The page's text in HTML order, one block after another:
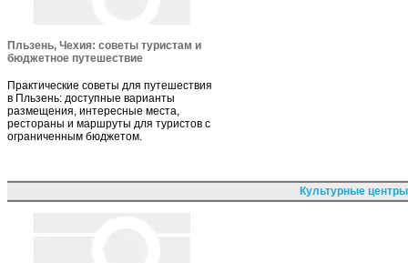
Пльзень, Чехия: советы туристам и
бюджетное путешествие
Практические советы для путешествия
в Пльзень: доступные варианты
размещения, интересные места,
рестораны и маршруты для туристов с
ограниченным бюджетом.
Культурные